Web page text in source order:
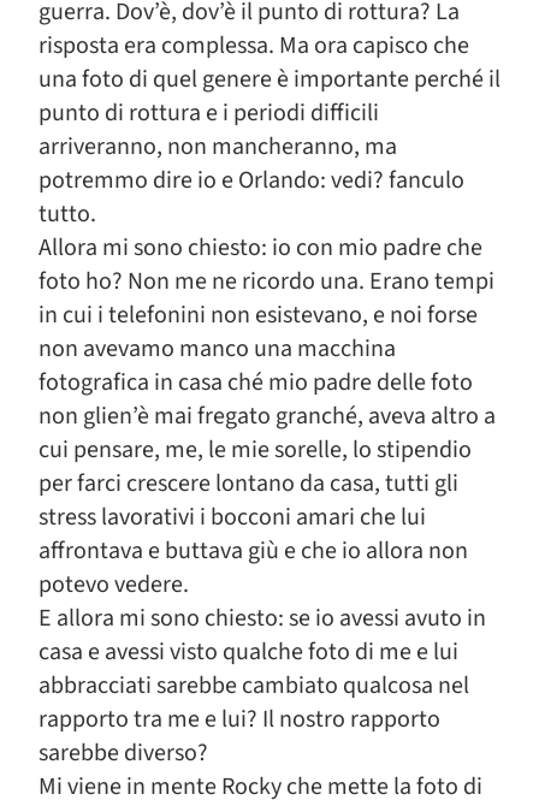
guerra. Dov’è, dov’è il punto di rottura? La
risposta era complessa. Ma ora capisco che
una foto di quel genere è importante perché il
punto di rottura e i periodi difficili
arriveranno, non mancheranno, ma
potremmo dire io e Orlando: vedi? fanculo
tutto.
Allora mi sono chiesto: io con mio padre che
foto ho? Non me ne ricordo una. Erano tempi
in cui i telefonini non esistevano, e noi forse
non avevamo manco una macchina
fotografica in casa ché mio padre delle foto
non glien’è mai fregato granché, aveva altro a
cui pensare, me, le mie sorelle, lo stipendio
per farci crescere lontano da casa, tutti gli
stress lavorativi i bocconi amari che lui
affrontava e buttava giù e che io allora non
potevo vedere.
E allora mi sono chiesto: se io avessi avuto in
casa e avessi visto qualche foto di me e lui
abbracciati sarebbe cambiato qualcosa nel
rapporto tra me e lui? Il nostro rapporto
sarebbe diverso?
Mi viene in mente Rocky che mette la foto di